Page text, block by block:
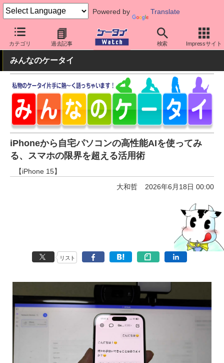
Powered by Translate
カテゴリ 過去記事 検索 Impressサイト
ケータイ Watch OS iPhone (iOS) アプリ・サービス
みんなのケータイ
iPhoneから自宅パソコンの高性能AIを使ってみ
る、スマホの限界を超える活用術
【iPhone 15】
大和哲
2026年6月18日 00:00
リスト